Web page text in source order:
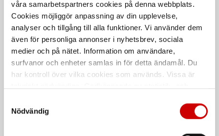
våra samarbetspartners cookies på denna webbplats.
Cookies möjliggör anpassning av din upplevelse,
analyser och tillgång till alla funktioner. Vi använder dem
även för personliga annonser i nyhetsbrev, sociala
medier och på nätet. Information om användare,
surfvanor och enheter samlas in för detta ändamål. Du
har kontroll över vilka cookies som används. Vissa är
länder utanför EU med olika dataskyddsnormer. Genom
att godkänna samtycker du till sådana överföringar. Läs
Nödvändig
Krympslang
papperskärna
Krympgrad 2:1. På papperskärna.
Krympslangsortiment
med lim
Krympgrad 3:1. Med lim. 7 delar
De som köpte, köpte även